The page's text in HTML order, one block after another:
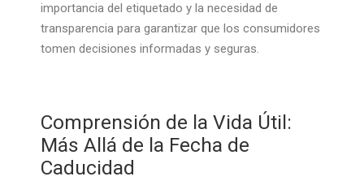
importancia del etiquetado y la necesidad de
transparencia para garantizar que los consumidores
tomen decisiones informadas y seguras.
Comprensión de la Vida Útil:
Más Allá de la Fecha de
Caducidad